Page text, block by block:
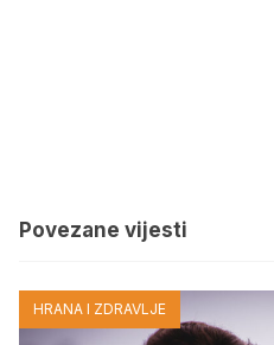
Povezane vijesti
HRANA I ZDRAVLJE